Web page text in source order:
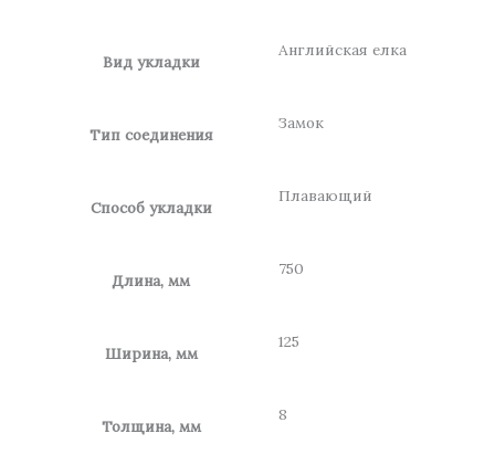
Вид укладки
Английская елка
Тип соединения
Замок
Способ укладки
Плавающий
Длина, мм
750
Ширина, мм
125
Толщина, мм
8